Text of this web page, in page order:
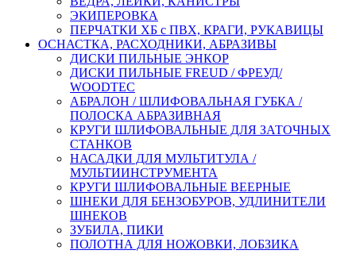
ЭКИПЕРОВКА
ПЕРЧАТКИ ХБ с ПВХ, КРАГИ, РУКАВИЦЫ
ОСНАСТКА, РАСХОДНИКИ, АБРАЗИВЫ
ДИСКИ ПИЛЬНЫЕ ЭНКОР
ДИСКИ ПИЛЬНЫЕ FREUD / ФРЕУД/
WOODTEC
АБРАЛОН / ШЛИФОВАЛЬНАЯ ГУБКА /
ПОЛОСКА АБРАЗИВНАЯ
КРУГИ ШЛИФОВАЛЬНЫЕ ДЛЯ ЗАТОЧНЫХ
СТАНКОВ
НАСАДКИ ДЛЯ МУЛЬТИТУЛА /
МУЛЬТИИНСТРУМЕНТА
КРУГИ ШЛИФОВАЛЬНЫЕ ВЕЕРНЫЕ
ШНЕКИ ДЛЯ БЕНЗОБУРОВ, УДЛИНИТЕЛИ
ШНЕКОВ
ЗУБИЛА, ПИКИ
ПОЛОТНА ДЛЯ НОЖОВКИ, ЛОБЗИКА